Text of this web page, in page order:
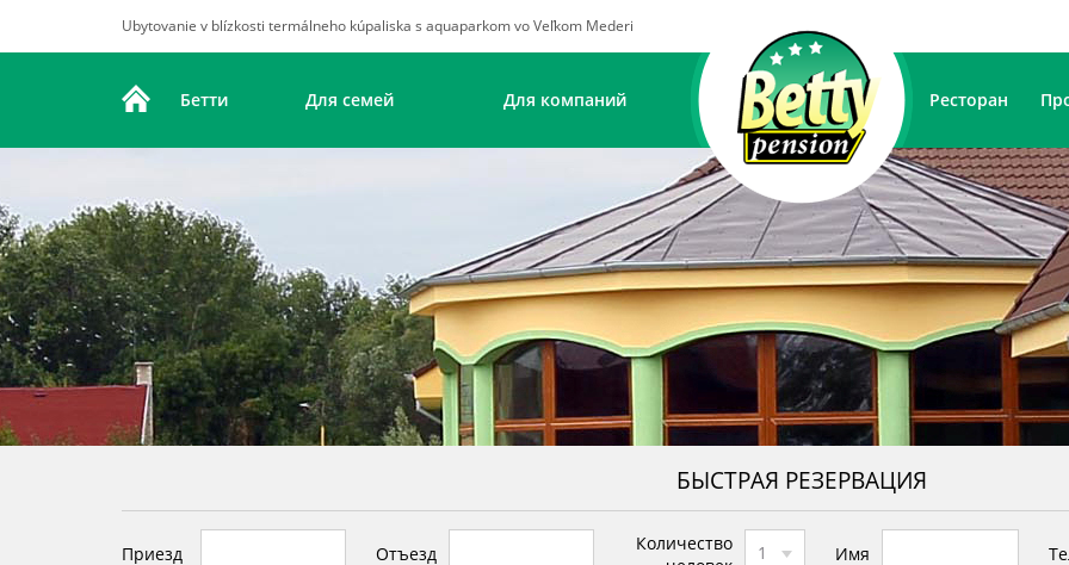
Ubytovanie v blízkosti termálneho kúpaliska s aquaparkom vo Veľkom Mederi
Бетти ​Для семей Для компаний Ресторан
БЫСТРАЯ РЕЗЕРВАЦИЯ
Приезд Отъезд
Количество
1 Имя